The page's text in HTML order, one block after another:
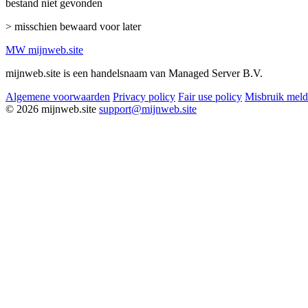
bestand niet gevonden
> misschien bewaard voor later
MW mijnweb.site
mijnweb.site is een handelsnaam van Managed Server B.V.
Algemene voorwaarden Privacy policy Fair use policy Misbruik
© 2026 mijnweb.site support@mijnweb.site